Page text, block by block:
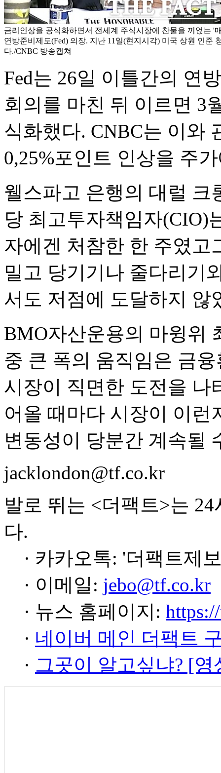
금리인상을 공식화하면서 전세계 주식시장에 찬물을 끼얹는 '
연방준비제도(Fed) 의장. 지난 11일(현지시각) 미국 상원 인준
다./CNBC 방송캡쳐
Fed는 26일 이틀간의 연
회의를 마친 뒤 이르면 3
식화했다. CNBC는 이와
0,25%포인트 인상을 주
웰스파고 은행의 대럴 크
당 최고투자책임자(CIO)
자에겐 처참한 한 주였고
밀고 당기기나 줄다리기
서도 저점에 도달하지 않
BMO자산운용의 마윙위
중 큰 폭의 움직임은 금
시장이 직면한 도전을
어올 때마다 시장이 이
변동성이 당분간 계속될
jacklondon@tf.co.kr
발로 뛰는 <더팩트>는
다.
· 카카오톡: '더팩트제
· 이메일: jebo@tf.co.kr
· 뉴스 홈페이지:
· 네이버 메인 더팩트
· 그곳이 알고싶냐? [